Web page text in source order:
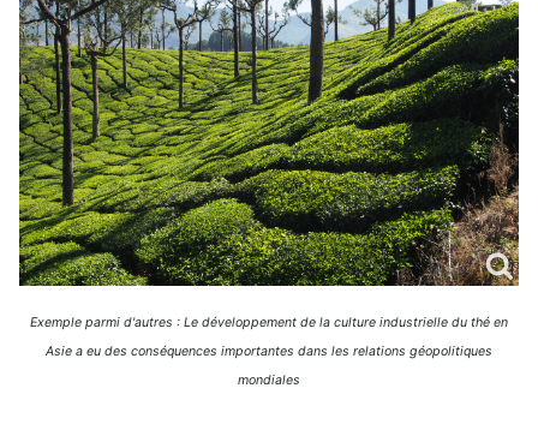
Exemple parmi d'autres : Le développement de la culture industrielle du thé en
Asie a eu des conséquences importantes dans les relations géopolitiques
mondiales